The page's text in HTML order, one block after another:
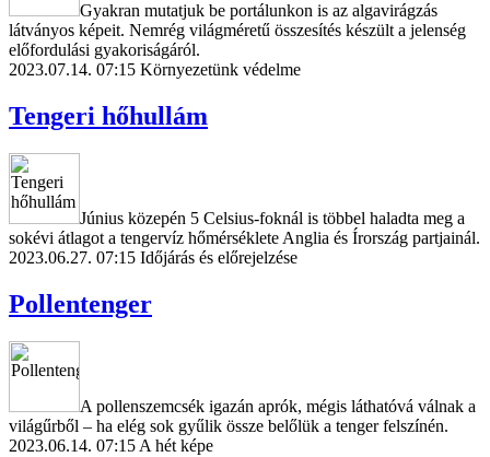
Gyakran mutatjuk be portálunkon is az algavirágzás
látványos képeit. Nemrég világméretű összesítés készült a jelenség
előfordulási gyakoriságáról.
2023.07.14. 07:15 Környezetünk védelme
Tengeri hőhullám
Június közepén 5 Celsius-foknál is többel haladta meg a
sokévi átlagot a tengervíz hőmérséklete Anglia és Írország partjainál.
2023.06.27. 07:15 Időjárás és előrejelzése
Pollentenger
A pollenszemcsék igazán aprók, mégis láthatóvá válnak a
világűrből – ha elég sok gyűlik össze belőlük a tenger felszínén.
2023.06.14. 07:15 A hét képe